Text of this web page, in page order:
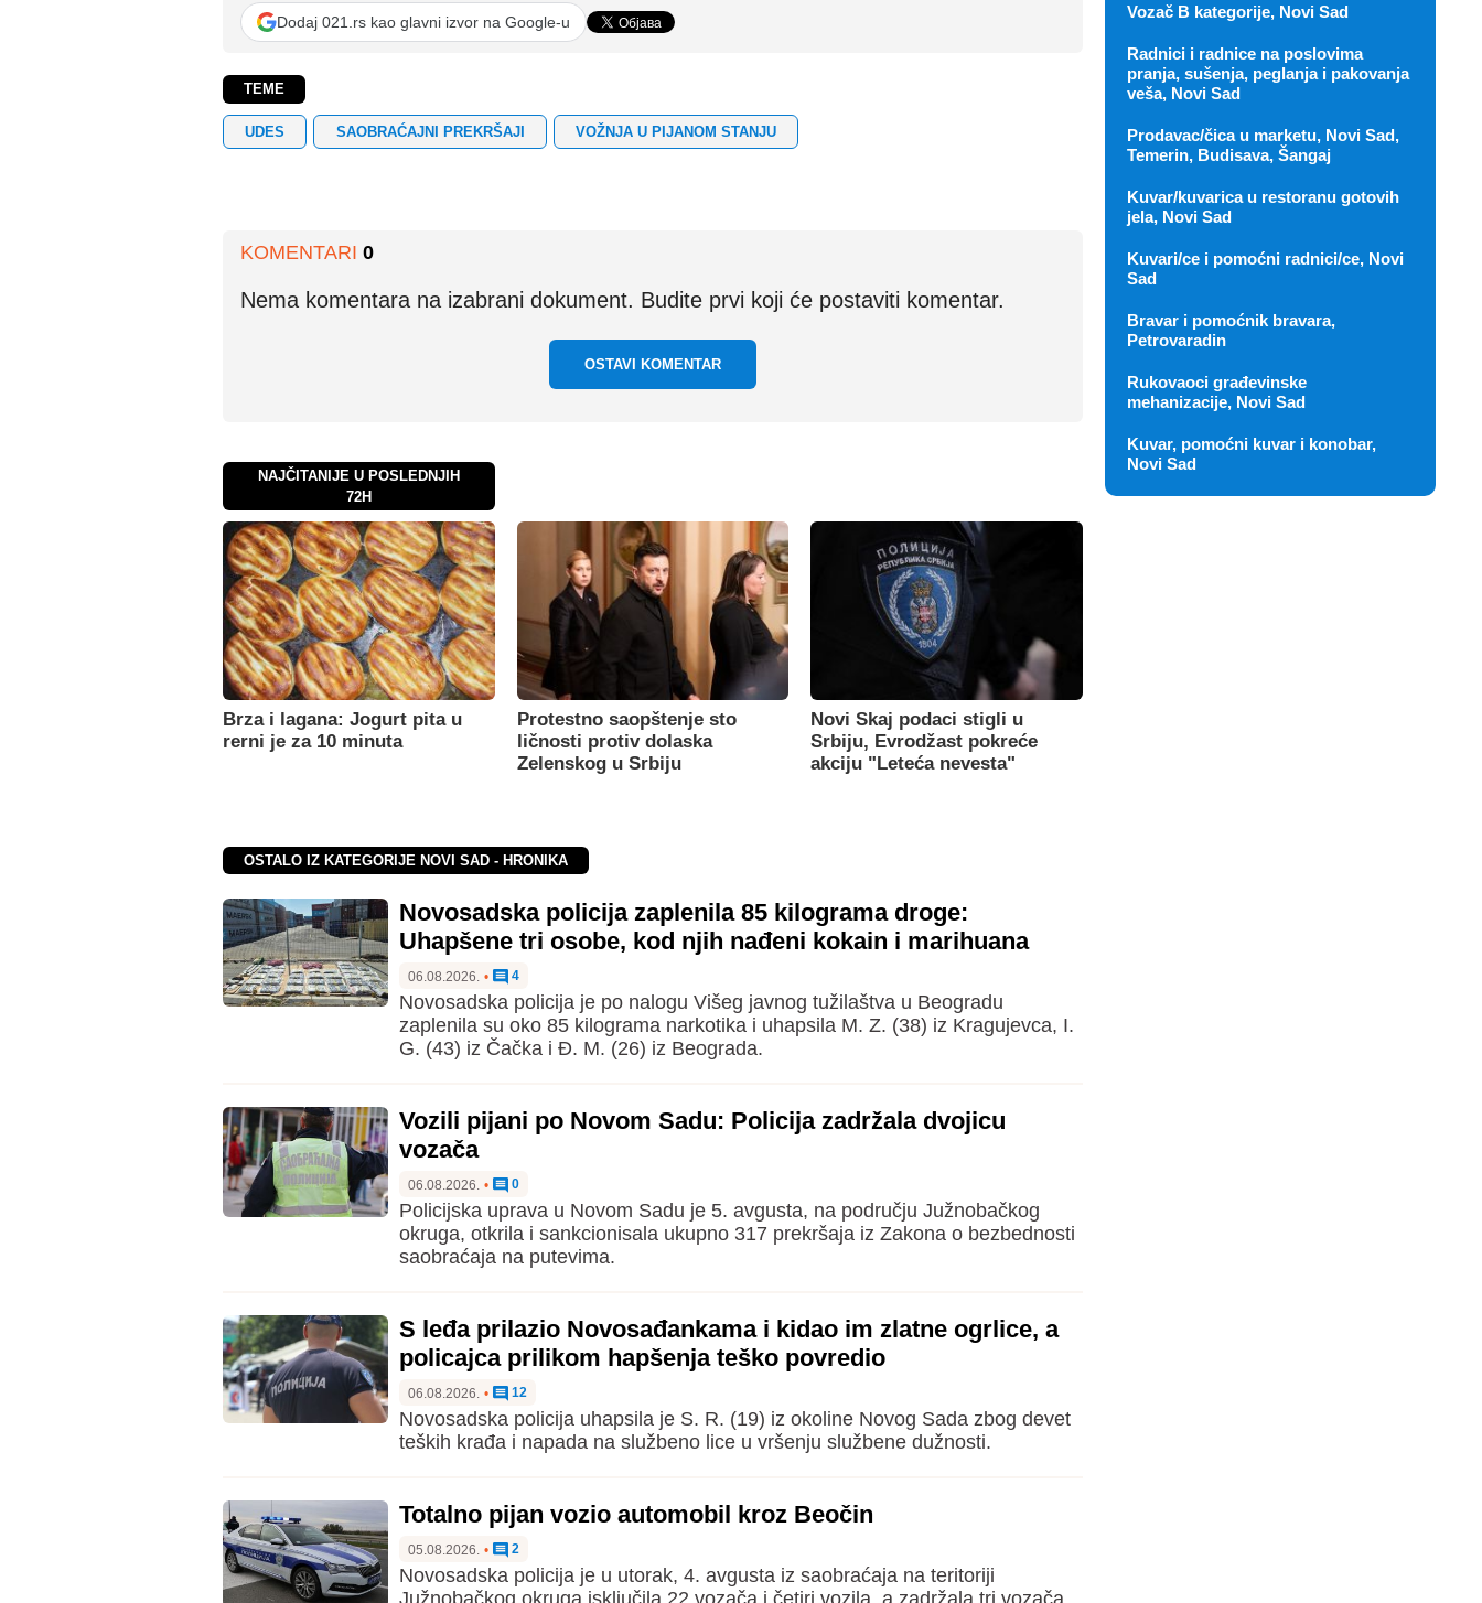
Dodaj 021.rs kao glavni izvor na Google-u
TEME
UDES SAOBRAĆAJNI PREKRŠAJI VOŽNJA U PIJANOM STANJU
KOMENTARI 0
Nema komentara na izabrani dokument. Budite prvi koji će postaviti komentar.
OSTAVI KOMENTAR
NAJČITANIJE U POSLEDNJIH
72H
Brza i lagana: Jogurt pita u
rerni je za 10 minuta
Protestno saopštenje sto
ličnosti protiv dolaska
Zelenskog u Srbiju
Novi Skaj podaci stigli u
Srbiju, Evrodžast pokreće
akciju "Leteća nevesta"
OSTALO IZ KATEGORIJE NOVI SAD - HRONIKA
Novosadska policija zaplenila 85 kilograma droge:
Uhapšene tri osobe, kod njih nađeni kokain i marihuana
06.08.2026. • 4
Novosadska policija je po nalogu Višeg javnog tužilaštva u Beogradu
zaplenila su oko 85 kilograma narkotika i uhapsila M. Z. (38) iz Kragujevca, I.
G. (43) iz Čačka i Đ. M. (26) iz Beograda.
Vozili pijani po Novom Sadu: Policija zadržala dvojicu
vozača
06.08.2026. • 0
Policijska uprava u Novom Sadu je 5. avgusta, na području Južnobačkog
okruga, otkrila i sankcionisala ukupno 317 prekršaja iz Zakona o bezbednosti
saobraćaja na putevima.
S leđa prilazio Novosađankama i kidao im zlatne ogrlice, a
policajca prilikom hapšenja teško povredio
06.08.2026. • 12
Novosadska policija uhapsila je S. R. (19) iz okoline Novog Sada zbog devet
teških krađa i napada na službeno lice u vršenju službene dužnosti.
Totalno pijan vozio automobil kroz Beočin
05.08.2026. • 2
Novosadska policija je u utorak, 4. avgusta iz saobraćaja na teritoriji
Vozač B kategorije, Novi Sad
Radnici i radnice na poslovima
pranja, sušenja, peglanja i pakovanja
veša, Novi Sad
Prodavac/čica u marketu, Novi Sad,
Temerin, Budisava, Šangaj
Kuvar/kuvarica u restoranu gotovih
jela, Novi Sad
Kuvari/ce i pomoćni radnici/ce, Novi
Sad
Bravar i pomoćnik bravara,
Petrovaradin
Rukovaoci građevinske
mehanizacije, Novi Sad
Kuvar, pomoćni kuvar i konobar,
Novi Sad